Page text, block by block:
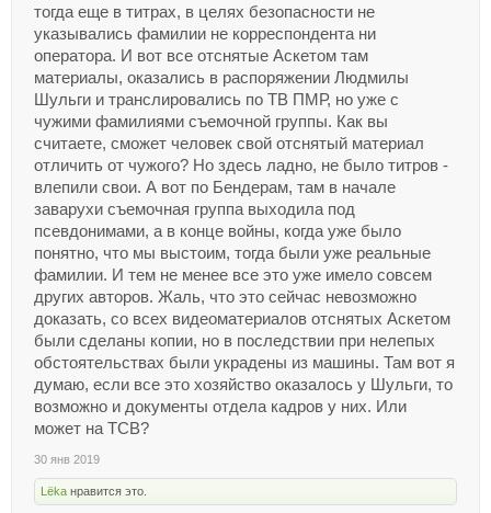
тогда еще в титрах, в целях безопасности не
указывались фамилии не корреспондента ни
оператора. И вот все отснятые Аскетом там
материалы, оказались в распоряжении Людмилы
Шульги и транслировались по ТВ ПМР, но уже с
чужими фамилиями съемочной группы. Как вы
считаете, сможет человек свой отснятый материал
отличить от чужого? Но здесь ладно, не было титров -
влепили свои. А вот по Бендерам, там в начале
заварухи съемочная группа выходила под
псевдонимами, а в конце войны, когда уже было
понятно, что мы выстоим, тогда были уже реальные
фамилии. И тем не менее все это уже имело совсем
других авторов. Жаль, что это сейчас невозможно
доказать, со всех видеоматериалов отснятых Аскетом
были сделаны копии, но в последствии при нелепых
обстоятельствах были украдены из машины. Там вот я
думаю, если все это хозяйство оказалось у Шульги, то
возможно и документы отдела кадров у них. Или
может на ТСВ?
30 янв 2019
Lёka нравится это.